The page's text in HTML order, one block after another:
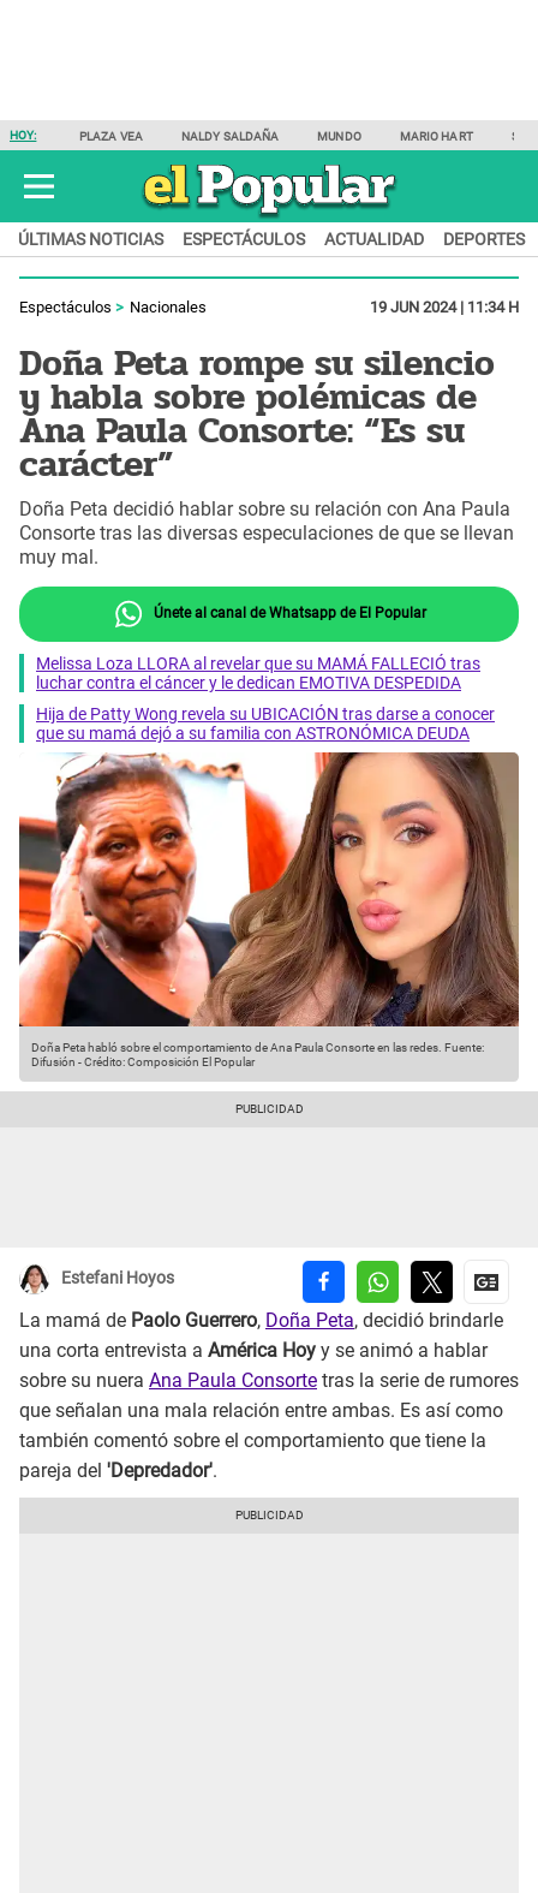
HOY: PLAZA VEA NALDY SALDAÑA MUNDO MARIO HART
ÚLTIMAS NOTICIAS ESPECTÁCULOS ACTUALIDAD DEPORTES
Espectáculos Nacionales 19 JUN 2024 | 11:34 H
Doña Peta rompe su silencio
y habla sobre polémicas de
Ana Paula Consorte: “Es su
carácter”
Doña Peta decidió hablar sobre su relación con Ana Paula
Consorte tras las diversas especulaciones de que se llevan
muy mal.
Únete al canal de Whatsapp de El Popular
Melissa Loza LLORA al revelar que su MAMÁ FALLECIÓ tras
luchar contra el cáncer y le dedican EMOTIVA DESPEDIDA
Hija de Patty Wong revela su UBICACIÓN tras darse a conocer
que su mamá dejó a su familia con ASTRONÓMICA DEUDA
Doña Peta habló sobre el comportamiento de Ana Paula Consorte en las redes. Fuente:
Difusión -Crédito: Composición El Popular
Estefani Hoyos
La mamá de Paolo Guerrero, Doña Peta, decidió brindarle
una corta entrevista a América Hoy y se animó a hablar
sobre su nuera Ana Paula Consorte tras la serie de rumores
que señalan una mala relación entre ambas. Es así como
también comentó sobre el comportamiento que tiene la
pareja del 'Depredador'.